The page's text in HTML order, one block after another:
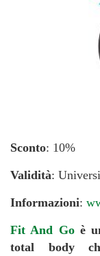
Sconto: 10%
Validità:
Informazioni:
Fit And Goè
total body